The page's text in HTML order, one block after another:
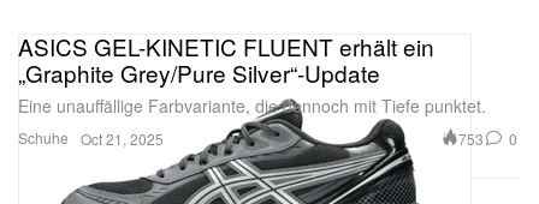
Schuhe
ASICS GEL-KINETIC FLUENT erhält ein
„Graphite Grey/Pure Silver“-Update
Eine unauffällige Farbvariante, die dennoch mit Tiefe punktet.
Oct 21, 2025 753 0